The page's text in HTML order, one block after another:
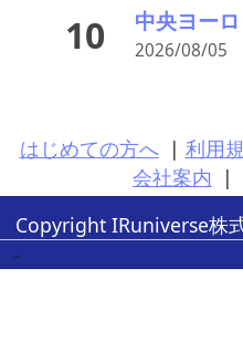
10 2026/08/05
はじめての方へ | 利用
会社案内 |
Copyright IRuniverse株
-